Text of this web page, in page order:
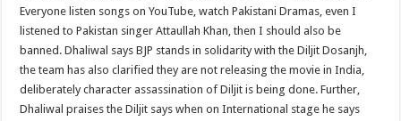
Everyone listen songs on YouTube, watch Pakistani Dramas, even I
listened to Pakistan singer Attaullah Khan, then I should also be
banned. Dhaliwal says BJP stands in solidarity with the Diljit Dosanjh,
the team has also clarified they are not releasing the movie in India,
deliberately character assassination of Diljit is being done. Further,
Dhaliwal praises the Diljit says when on International stage he says